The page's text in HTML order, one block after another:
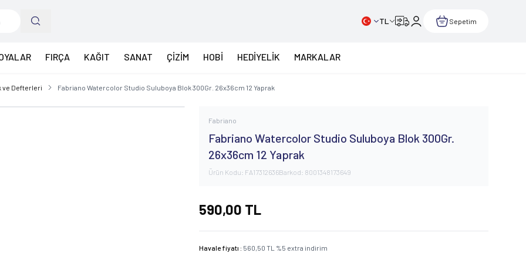
TL Sepetim
FIRÇA KAĞIT SANAT ÇİZİM HOBİ HEDİYELİK MARKALAR
ve Defterleri Fabriano Watercolor Studio Suluboya Blok 300Gr. 26x36cm 12 Yaprak
Fabriano
Fabriano Watercolor Studio Suluboya Blok 300Gr.
26x36cm 12 Yaprak
Ürün Kodu: FA17312636Barkod: 8001348173649
590,00 TL
Havale fiyatı : 560,50 TL %5 extra indirim